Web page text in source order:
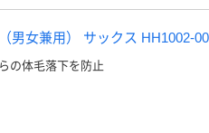
男女兼用） サックス HH1002-
の体毛落下を防止